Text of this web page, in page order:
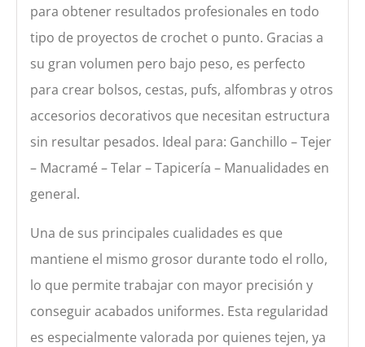
para obtener resultados profesionales en todo
tipo de proyectos de crochet o punto. Gracias a
su gran volumen pero bajo peso, es perfecto
para crear bolsos, cestas, pufs, alfombras y otros
accesorios decorativos que necesitan estructura
sin resultar pesados. Ideal para: Ganchillo – Tejer
– Macramé – Telar – Tapicería – Manualidades en
general.
Una de sus principales cualidades es que
mantiene el mismo grosor durante todo el rollo,
lo que permite trabajar con mayor precisión y
conseguir acabados uniformes. Esta regularidad
es especialmente valorada por quienes tejen, ya